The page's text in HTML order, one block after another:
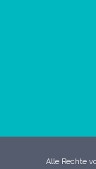
Alle Rechte